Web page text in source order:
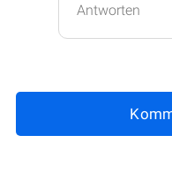
Antworten